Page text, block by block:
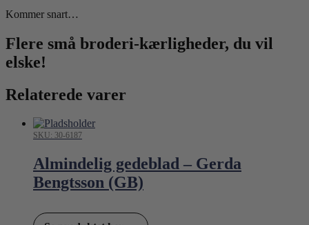
Kommer snart…
Flere små broderi-kærligheder, du vil
elske!
Relaterede varer
SKU: 30-6187
Almindelig gedeblad – Gerda
Bengtsson (GB)